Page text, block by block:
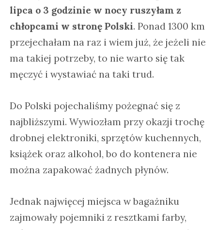
lipca o 3 godzinie w nocy ruszyłam z
chłopcami w stronę Polski. Ponad 1300 km
przejechałam na raz i wiem już, że jeżeli nie
ma takiej potrzeby, to nie warto się tak
męczyć i wystawiać na taki trud.
Do Polski pojechaliśmy pożegnać się z
najbliższymi. Wywiozłam przy okazji trochę
drobnej elektroniki, sprzętów kuchennych,
książek oraz alkohol, bo do kontenera nie
można zapakować żadnych płynów.
Jednak najwięcej miejsca w bagażniku
zajmowały pojemniki z resztkami farby,